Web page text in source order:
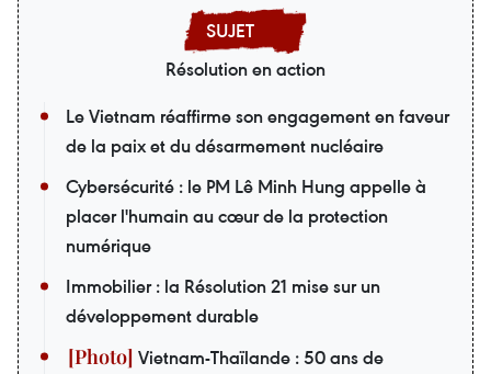
Résolution en action
Le Vietnam réaffirme son engagement en faveur
de la paix et du désarmement nucléaire
Cybersécurité : le PM Lê Minh Hung appelle à
placer l'humain au cœur de la protection
numérique
Immobilier : la Résolution 21 mise sur un
développement durable
Vietnam-Thaïlande : 50 ans de